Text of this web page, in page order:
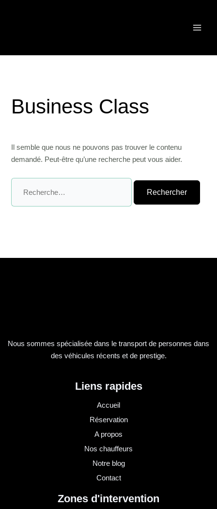
Business Class
Il semble que nous ne pouvons pas trouver le contenu
demandé. Peut-être qu’une recherche peut vous aider.
Nous sommes spécialisée dans le transport de personnes dans
des véhicules récents et de prestige.
Liens rapides
Accueil
Réservation
A propos
Nos chauffeurs
Notre blog
Contact
Zones d'intervention